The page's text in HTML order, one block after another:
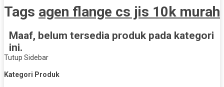
Tags agen flange cs jis 10k murah
Maaf, belum tersedia produk pada kategori
ini.
Tutup Sidebar
Kategori Produk